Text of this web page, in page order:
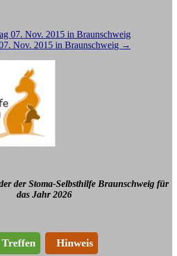
07. Nov. 2015 in Braunschweig
Nov. 2015 in Braunschweig →
der Stoma-Selbsthilfe Braunschweig für
das Jahr 2026
Treffen Hinweis